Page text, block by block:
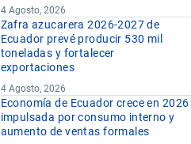
4 Agosto, 2026
Zafra azucarera 2026-2027 de
Ecuador prevé producir 530 mil
toneladas y fortalecer
exportaciones
4 Agosto, 2026
Economía de Ecuador crece en 2026
impulsada por consumo interno y
aumento de ventas formales